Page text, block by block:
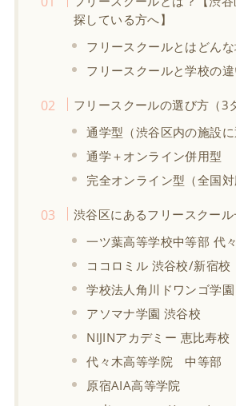
探している方へ】
フリースクールとはどんな
フリースクールと学校の
フリースクールの選び方（3
通学型（渋谷区内の施設に
通学＋オンライン併用型
完全オンライン型（全国対
渋谷区にあるフリースクール
一ツ葉高等学校中等部 代
ココロミル 渋谷校/新宿校
学校法人角川ドワンゴ学
アソマナ学園 渋谷校
NIJINアカデミー 恵比寿校
代々木高等学院 中等部
原宿AIA高等学院